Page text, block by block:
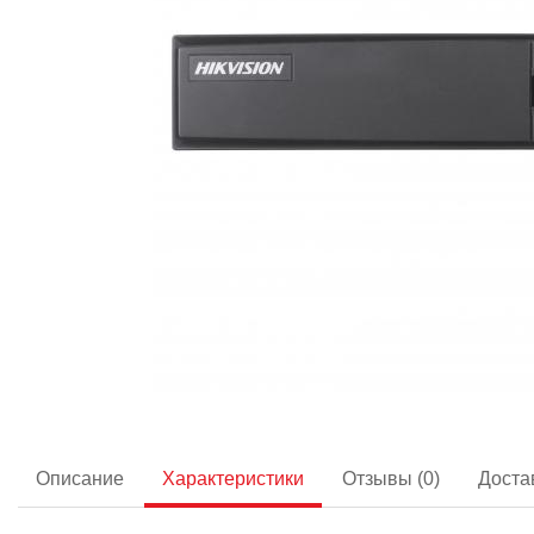
Описание Характеристики Отзывы (0)